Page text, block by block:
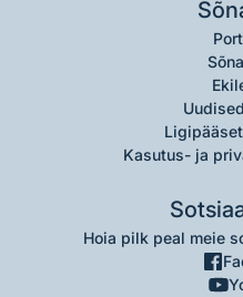
Kasutus- ja
Hoia pilk peal meie